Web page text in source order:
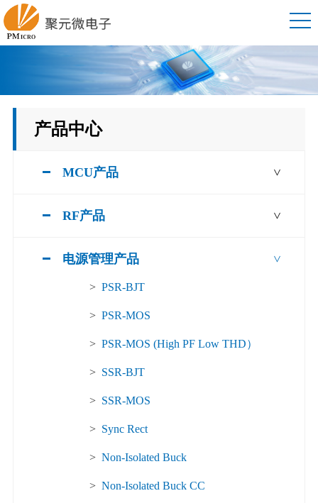
产品中心
MCU产品 >
RF产品 >
电源管理产品 >
> PSR-BJT
> PSR-MOS
> PSR-MOS (High PF Low THD）
> SSR-BJT
> SSR-MOS
> Sync Rect
> Non-Isolated Buck
> Non-Isolated Buck CC